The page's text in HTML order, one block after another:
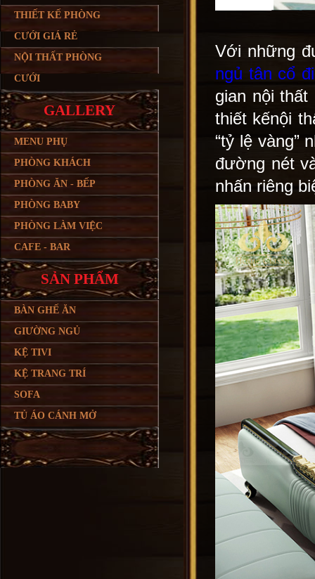
THIẾT KẾ PHÒNG
CƯỚI GIÁ RẺ
NỘI THẤT PHÒNG
CƯỚI
GALLERY
MENU PHỤ
PHÒNG KHÁCH
PHÒNG ĂN - BẾP
PHÒNG BABY
PHÒNG LÀM VIỆC
CAFE - BAR
SẢN PHẨM
BÀN GHẾ ĂN
GIƯỜNG NGỦ
KỆ TIVI
KỆ TRANG TRÍ
SOFA
TỦ ÁO CÁNH MỞ
Với những
ngủ tân cổ
gian nội
thiết kếnội
“tỷ lệ vàng”
đường nét
nhấn riêng